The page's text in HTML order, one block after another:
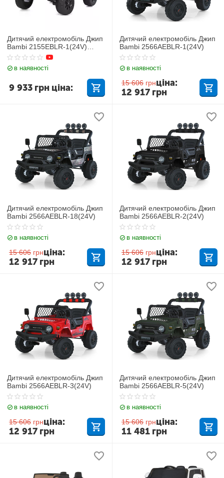
Дитячий електромобіль Джип
Bambi 2155EBLR-1(24V)
Toyota
в наявності
9 933 грн ціна:
Дитячий електромобіль Джип
Bambi 2566AEBLR-1(24V)
в наявності
15 606 грн
12 917 грн
ціна:
Дитячий електромобіль Джип
Bambi 2566AEBLR-18(24V)
в наявності
15 606 грн
12 917 грн
ціна:
Дитячий електромобіль Джип
Bambi 2566AEBLR-2(24V)
в наявності
15 606 грн
12 917 грн
ціна:
Дитячий електромобіль Джип
Bambi 2566AEBLR-3(24V)
в наявності
15 606 грн
12 917 грн
ціна:
Дитячий електромобіль Джип
Bambi 2566AEBLR-5(24V)
в наявності
15 606 грн
11 481 грн
ціна: